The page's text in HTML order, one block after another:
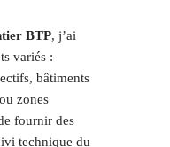
BTP, j’ai
variés :
bâtiments
zones
fournir des
technique du